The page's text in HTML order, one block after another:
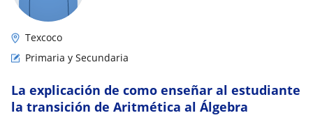
Texcoco
Primaria y Secundaria
La explicación de como enseñar al estudiante
la transición de Aritmética al Álgebra